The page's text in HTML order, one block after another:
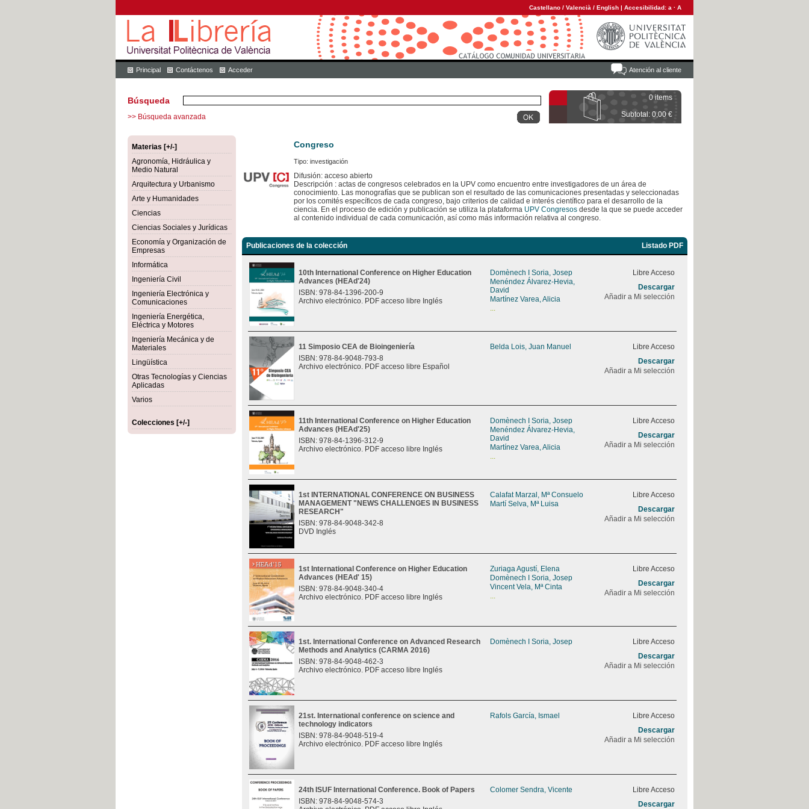
Castellano / Valencià / English | Accesibilidad: a · A
Atención al cliente
Principal Contáctenos Acceder
0 items
Subtotal: 0,00 €
Búsqueda
>> Búsqueda avanzada
Materias [+/-]
Agronomía, Hidráulica y
Medio Natural
Arquitectura y Urbanismo
Arte y Humanidades
Ciencias
Ciencias Sociales y Jurídicas
Economía y Organización de
Empresas
Informática
Ingeniería Civil
Ingeniería Electrónica y
Comunicaciones
Ingeniería Energética,
Eléctrica y Motores
Ingeniería Mecánica y de
Materiales
Lingüística
Otras Tecnologías y Ciencias
Aplicadas
Varios
Colecciones [+/-]
Congreso
Tipo: investigación
Difusión: acceso abierto
Descripción : actas de congresos celebrados en la UPV como encuentro entre investigadores de un área de
conocimiento. Las monografías que se publican son el resultado de las comunicaciones presentadas y seleccionadas
por los comités específicos de cada congreso, bajo criterios de calidad e interés científico para el desarrollo de la
ciencia. En el proceso de edición y publicación se utiliza la plataforma UPV Congresos desde la que se puede acceder
al contenido individual de cada comunicación, así como más información relativa al congreso.
Publicaciones de la colección Listado PDF
10th International Conference on Higher Education
Advances (HEAd'24)
ISBN: 978-84-1396-200-9
Archivo electrónico. PDF acceso libre Inglés
Domènech I Soria, Josep
Menéndez Álvarez-Hevia,
David
Martínez Varea, Alicia
...
Libre Acceso
Descargar
Añadir a Mi selección
11 Simposio CEA de Bioingeniería
ISBN: 978-84-9048-793-8
Archivo electrónico. PDF acceso libre Español
Belda Lois, Juan Manuel
Libre Acceso
Descargar
Añadir a Mi selección
11th International Conference on Higher Education
Advances (HEAd'25)
ISBN: 978-84-1396-312-9
Archivo electrónico. PDF acceso libre Inglés
Domènech I Soria, Josep
Menéndez Álvarez-Hevia,
David
Martínez Varea, Alicia
...
Libre Acceso
Descargar
Añadir a Mi selección
1st INTERNATIONAL CONFERENCE ON BUSINESS
MANAGEMENT "NEWS CHALLENGES IN BUSINESS
RESEARCH"
ISBN: 978-84-9048-342-8
DVD Inglés
Calafat Marzal, Mª Consuelo
Martí Selva, Mª Luisa
Libre Acceso
Descargar
Añadir a Mi selección
1st International Conference on Higher Education
Advances (HEAd' 15)
ISBN: 978-84-9048-340-4
Archivo electrónico. PDF acceso libre Inglés
Zuriaga Agustí, Elena
Domènech I Soria, Josep
Vincent Vela, Mª Cinta
...
Libre Acceso
Descargar
Añadir a Mi selección
1st. International Conference on Advanced Research
Methods and Analytics (CARMA 2016)
ISBN: 978-84-9048-462-3
Archivo electrónico. PDF acceso libre Inglés
Domènech I Soria, Josep
Libre Acceso
Descargar
Añadir a Mi selección
21st. International conference on science and
technology indicators
ISBN: 978-84-9048-519-4
Archivo electrónico. PDF acceso libre Inglés
Rafols García, Ismael
Libre Acceso
Descargar
Añadir a Mi selección
24th ISUF International Conference. Book of Papers
ISBN: 978-84-9048-574-3
Colomer Sendra, Vicente
Libre Acceso
Descargar